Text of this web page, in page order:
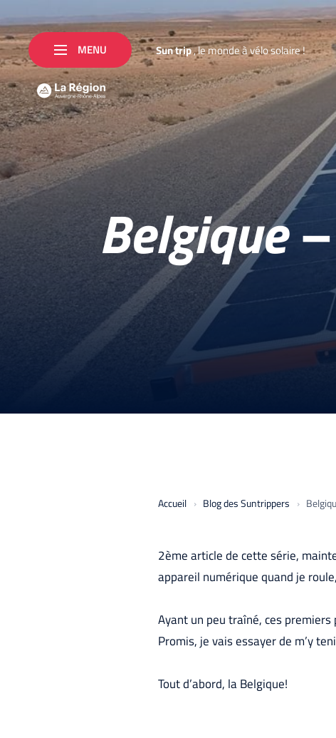
MENU Suntrip,lemondeàvélosolaire!
Belgique
Accueil Blog des Suntrippers
2ème article de cette série,
appareil numérique quand je
Ayant un peu traîné, ces
Promis, je vais essayer de m’y
Tout d’abord, la Belgique!